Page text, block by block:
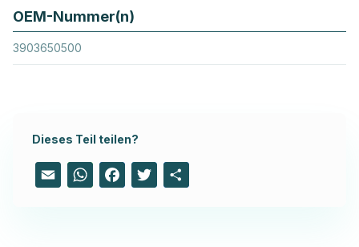
OEM-Nummer(n)
3903650500
Dieses Teil teilen?
Email WhatsAppFacebook
Twitter